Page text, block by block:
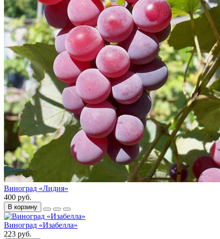
Виноград «Лидия»
400 руб.
В корзину
Виноград «Изабелла»
223 руб.